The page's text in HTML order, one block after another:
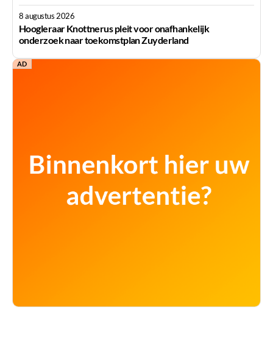
8 augustus 2026
Hoogleraar Knottnerus pleit voor onafhankelijk
onderzoek naar toekomstplan Zuyderland
AD